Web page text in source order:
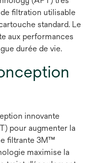
filtration utilisable
standard. Le
aux performances
durée de vie.
innovante
pour augmenter la
filtrante 3M™
maximise la